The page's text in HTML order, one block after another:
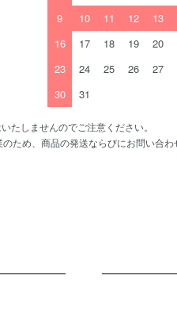
9
10 11 12 13
16
17 18 19 20
23
24 25 26 27
30
31
たしませんのでご注意ください。
ため、商品の発送ならびにお問い合わ